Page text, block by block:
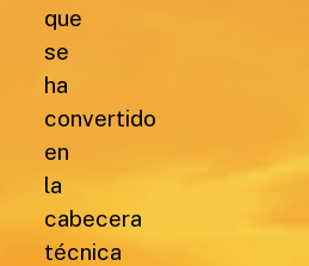
que
se
ha
convertido
en
la
cabecera
técnica